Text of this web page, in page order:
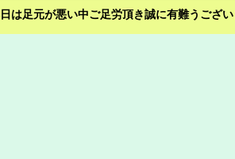
足元が悪い中ご足労頂き誠に有難うござい